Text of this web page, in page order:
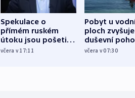
Spekulace o
přímém ruském
útoku jsou pošetilé,
míní estonský
včera v 17:11
Pobyt u
ploch zvyšuje
duševní
ukázala
včera v 07:30